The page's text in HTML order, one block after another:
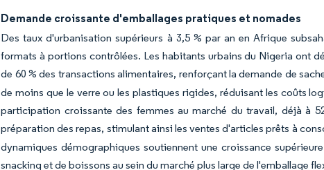
Demande croissante d'emballages pratiques et nomades
Des taux d'urbanisation supérieurs à 3,5 % par an en Afrique
formats à portions contrôlées. Les habitants urbains du Nigeria ont
de 60 % des transactions alimentaires, renforçant la demande de
de moins que le verre ou les plastiques rigides, réduisant les coûts
participation croissante des femmes au marché du travail, déjà à
préparation des repas, stimulant ainsi les ventes d'articles prêts à
dynamiques démographiques soutiennent une croissance
snacking et de boissons au sein du marché plus large de l'emballage